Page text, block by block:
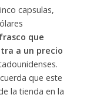
capsulas,
frasco que
a un precio
que este
la tienda en la